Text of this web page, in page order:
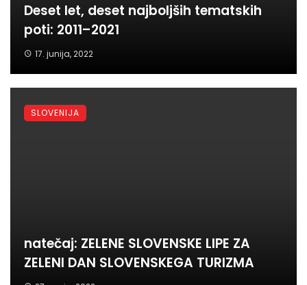
Deset let, deset najboljših tematskih
poti: 2011–2021
17. junija, 2022
natečaj: ZELENE SLOVENSKE LIPE ZA
ZELENI DAN SLOVENSKEGA TURIZMA
SLOVENIJA